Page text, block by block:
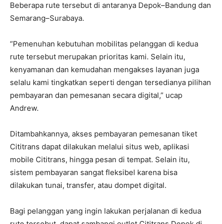
Beberapa rute tersebut di antaranya Depok–Bandung dan
Semarang–Surabaya.
“Pemenuhan kebutuhan mobilitas pelanggan di kedua
rute tersebut merupakan prioritas kami. Selain itu,
kenyamanan dan kemudahan mengakses layanan juga
selalu kami tingkatkan seperti dengan tersedianya pilihan
pembayaran dan pemesanan secara digital,” ucap
Andrew.
Ditambahkannya, akses pembayaran pemesanan tiket
Cititrans dapat dilakukan melalui situs web, aplikasi
mobile Cititrans, hingga pesan di tempat. Selain itu,
sistem pembayaran sangat fleksibel karena bisa
dilakukan tunai, transfer, atau dompet digital.
Bagi pelanggan yang ingin lakukan perjalanan di kedua